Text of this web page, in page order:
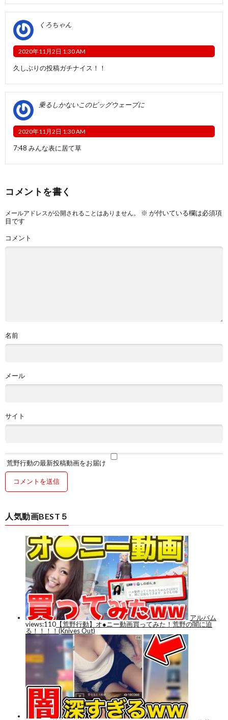
くろちゃん
2020年11月2日 1:30 AM
久しぶりの投稿ガチナイス！！
乗るしかないこのビッグウェーブに
2020年11月2日 1:30 AM
7:48 みんな表に居て草
コメントを書く
メールアドレスが公開されることはありません。 ※ が付いている欄は必須項
目です
コメント
名前
メール
サイト
荒野行動の最新投稿動画をお届け
人気動画BEST５